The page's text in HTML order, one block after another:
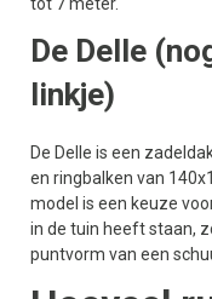
De Delle
linkje)
De Delle is een
en ringbalken van
model is een keuze
in de tuin heeft staan,
puntvorm van een